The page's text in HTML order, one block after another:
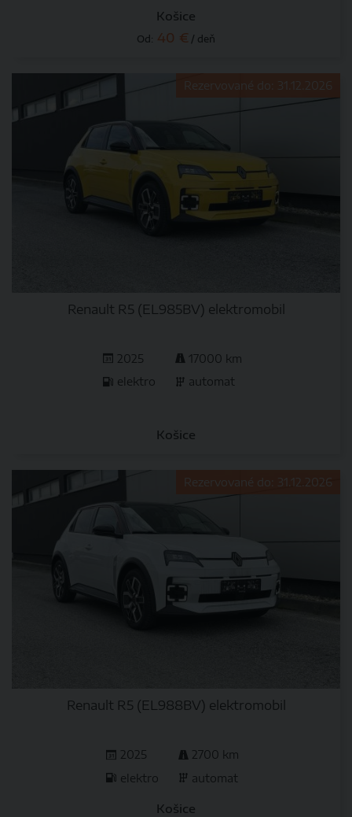
Košice
Od: 40 € / deň
Rezervované do: 31.12.2026
Renault R5 (EL985BV) elektromobil
2025
17000 km
elektro
automat
Košice
Rezervované do: 31.12.2026
Renault R5 (EL988BV) elektromobil
2025
2700 km
elektro
automat
Košice